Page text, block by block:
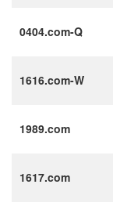
0404.com-Q
1616.com-W
1989.com
1617.com